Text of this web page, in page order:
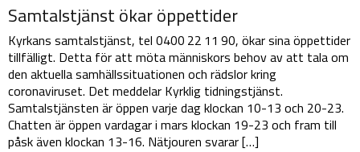
Samtalstjänst ökar öppettider
Kyrkans samtalstjänst, tel 0400 22 11 90, ökar sina öppettider
tillfälligt. Detta för att möta människors behov av att tala om
den aktuella samhällssituationen och rädslor kring
coronaviruset. Det meddelar Kyrklig tidningstjänst.
Samtalstjänsten är öppen varje dag klockan 10-13 och 20-23.
Chatten är öppen vardagar i mars klockan 19-23 och fram till
påsk även klockan 13-16. Nätjouren svarar […]